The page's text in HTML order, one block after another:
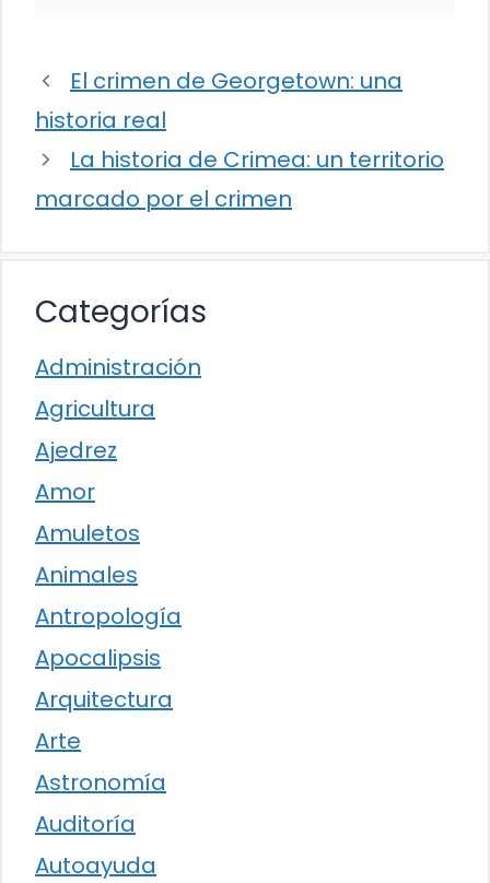
El crimen de Georgetown: una
historia real
La historia de Crimea: un territorio
marcado por el crimen
Categorías
Administración
Agricultura
Ajedrez
Amor
Amuletos
Animales
Antropología
Apocalipsis
Arquitectura
Arte
Astronomía
Auditoría
Autoayuda